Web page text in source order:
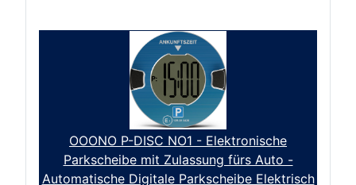
OOONO P-DISC NO1 - Elektronische
Parkscheibe mit Zulassung fürs Auto -
Automatische Digitale Parkscheibe Elektrisch